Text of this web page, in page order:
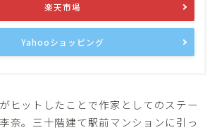
楽天市場
Yahooショッピング
ヒットしたことで作家としてのステー
奈。三十階建て駅前マンションに引っ